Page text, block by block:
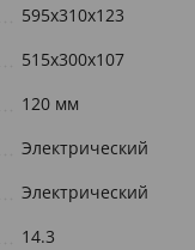
595x310x123
515х300х107
120 мм
Электрический
Электрический
14.3